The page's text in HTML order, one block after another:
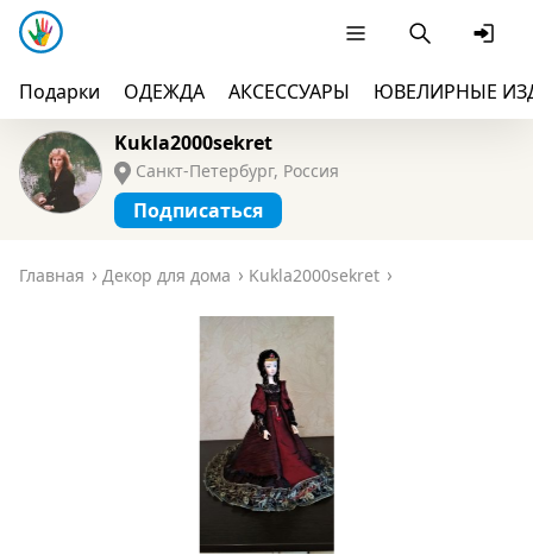
Подарки ОДЕЖДА АКСЕССУАРЫ
ЮВЕЛИРНЫЕ
Kukla2000sekret
Санкт-Петербург, Россия
Подписаться
Главная Декор для дома Kukla2000sekret